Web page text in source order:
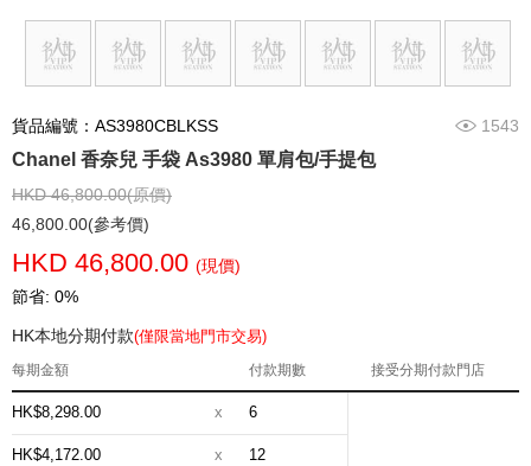
貨品編號：AS3980CBLKSS 1543
Chanel 香奈兒 手袋 As3980 單肩包/手提包
HKD 46,800.00(原價)
46,800.00(參考價)
HKD 46,800.00 (現價)
節省: 0%
HK本地分期付款(僅限當地門市交易)
每期金額 付款期數 接受分期付款門店
HK$8,298.00 x 6
HK$4,172.00 x 12